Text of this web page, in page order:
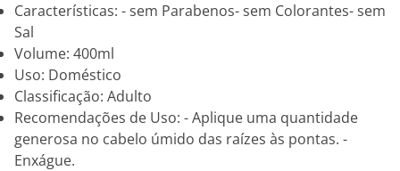
Características: - sem Parabenos- sem Colorantes- sem
Sal
Volume: 400ml
Uso: Doméstico
Classificação: Adulto
Recomendações de Uso: - Aplique uma quantidade
generosa no cabelo úmido das raízes às pontas. -
Enxágue.